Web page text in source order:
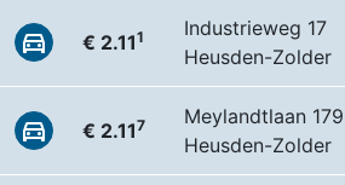
€ 2.111
Industrieweg 17
Heusden-Zolder
€ 2.117
Meylandtlaan 179
Heusden-Zolder